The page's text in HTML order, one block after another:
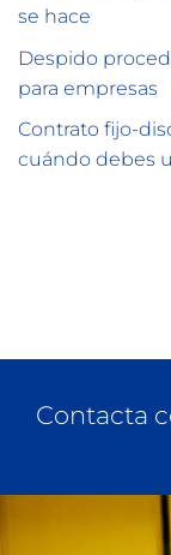
se hace
Despido
para empresas
Contrato fijo-
cuándo debes
Contacta